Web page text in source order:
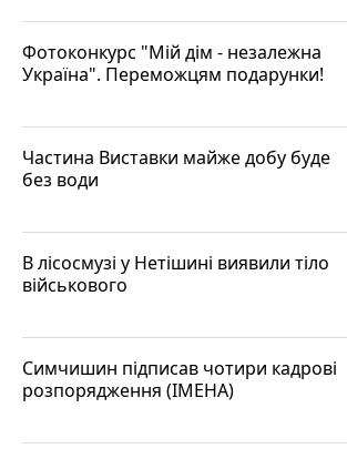
Фотоконкурс "Мій дім - незалежна
Україна". Переможцям подарунки!
Частина Виставки майже добу буде
без води
В лісосмузі у Нетішині виявили тіло
військового
Симчишин підписав чотири кадрові
розпорядження (ІМЕНА)